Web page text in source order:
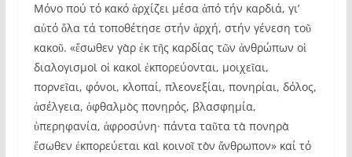
Μόνο πού τό κακό ἀρχίζει μέσα ἀπό τήν καρδιά, γι’
αὐτό ὅλα τά τοποθέτησε στήν ἀρχή, στήν γένεση τοῦ
κακοῦ. «ἔσωθεν γὰρ ἐκ τῆς καρδίας τῶν ἀνθρώπων οἱ
διαλογισμοὶ οἱ κακοὶ ἐκπορεύονται, μοιχεῖαι,
πορνεῖαι, φόνοι, κλοπαί, πλεονεξίαι, πονηρίαι, δόλος,
ἀσέλγεια, ὀφθαλμὸς πονηρός, βλασφημία,
ὑπερηφανία, ἀφροσύνη· πάντα ταῦτα τὰ πονηρὰ
ἔσωθεν ἐκπορεύεται καὶ κοινοῖ τὸν ἄνθρωπον» καί τό